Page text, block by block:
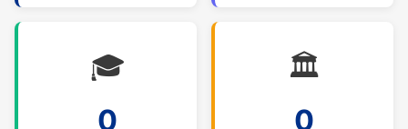
🎓
0
🏛️
0